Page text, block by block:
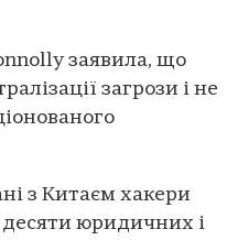
заявила, що
загрози і не
з Китаєм хакери
юридичних і